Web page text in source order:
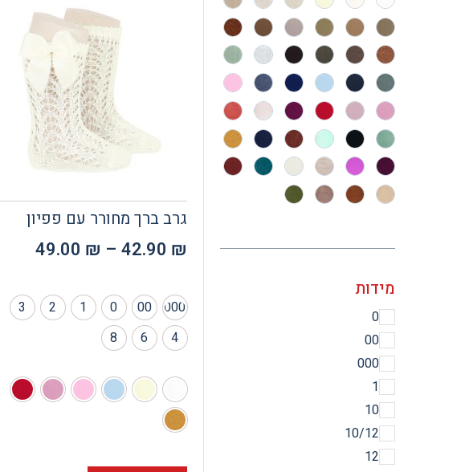
מידות
0
00
000
1
10
10/12
12
גרב ברך מחורר עם פפיון
42.90 ₪
–
49.00 ₪
000
00
0
1
2
3
4
6
8